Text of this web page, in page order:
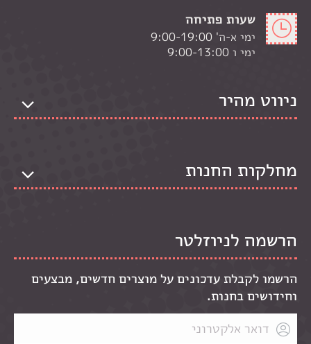
שעות פתיחה
ימי א-ה' 9:00-19:00
ימי ו 9:00-13:00
ניווט מהיר
מחלקות החנות
הרשמה לניוזלטר
הרשמו לקבלת עדכונים על מוצרים חדשים, מבצעים
וחידושים בחנות.